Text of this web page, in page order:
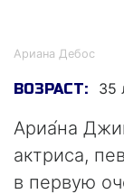
Ариана Дебос
ВОЗРАСТ: 35
Ариа́на
актриса,
в первую